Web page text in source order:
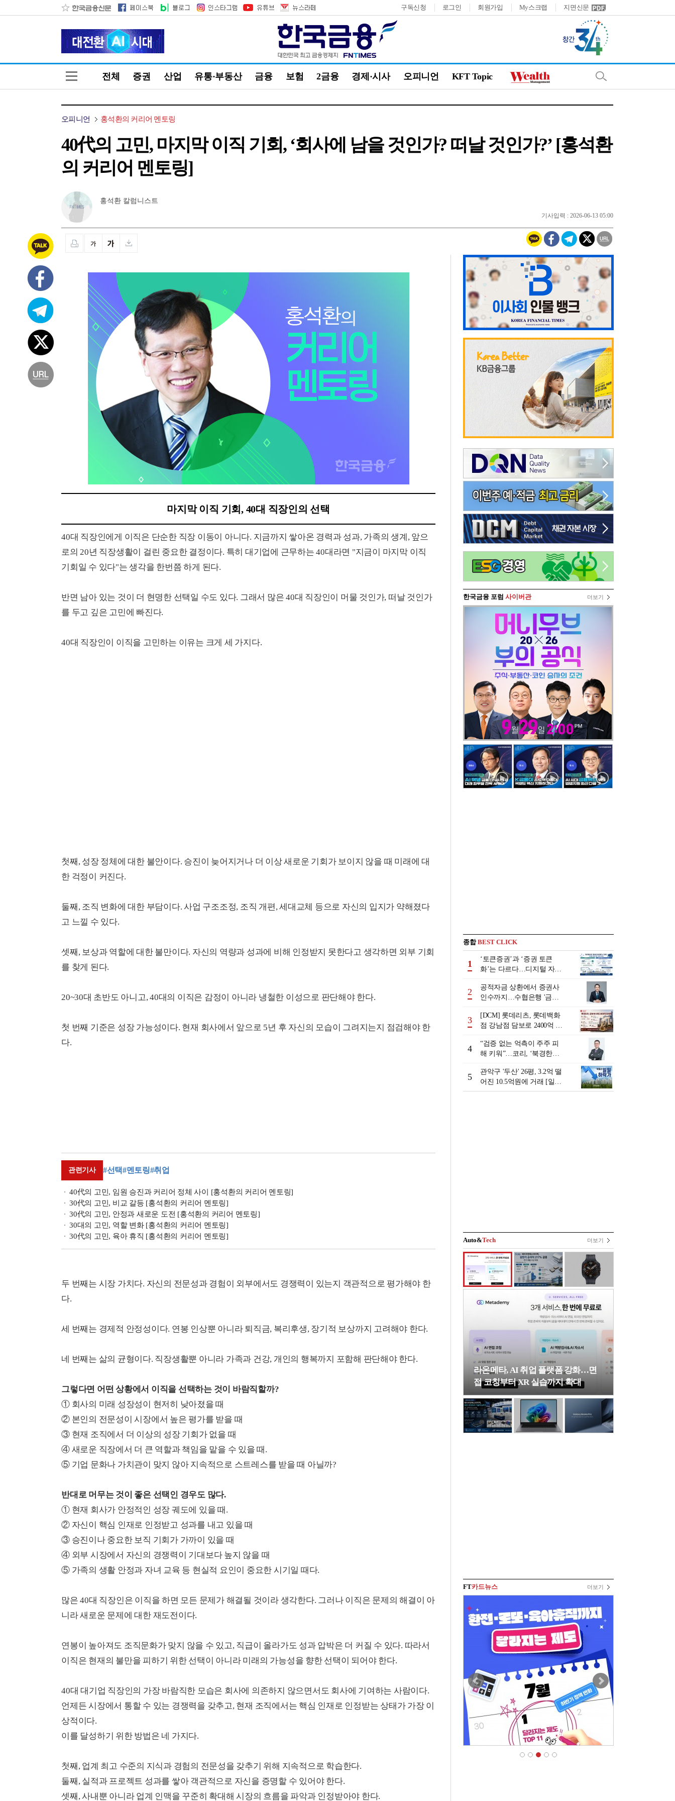
구독신청 로그인 회원가입 My스크랩 지면신문
전체 증권 산업 유통·부동산 금융 보험 2금융 경제·시사 오피니언 KFT Topic
오피니언 홍석환의 커리어 멘토링
40代의 고민, 마지막 이직 기회, ‘회사에 남을 것인가? 떠날 것인가?’ [홍석환
의 커리어 멘토링]
홍석환 칼럼니스트
기사입력 : 2026-06-13 05:00
마지막 이직 기회, 40대 직장인의 선택
40대 직장인에게 이직은 단순한 직장 이동이 아니다. 지금까지 쌓아온 경력과 성과, 가족의 생계, 앞으
로의 20년 직장생활이 걸린 중요한 결정이다. 특히 대기업에 근무하는 40대라면 "지금이 마지막 이직
기회일 수 있다"는 생각을 한번쯤 하게 된다.
반면 남아 있는 것이 더 현명한 선택일 수도 있다. 그래서 많은 40대 직장인이 머물 것인가, 떠날 것인가
를 두고 깊은 고민에 빠진다.
40대 직장인이 이직을 고민하는 이유는 크게 세 가지다.
첫째, 성장 정체에 대한 불안이다. 승진이 늦어지거나 더 이상 새로운 기회가 보이지 않을 때 미래에 대
한 걱정이 커진다.
둘째, 조직 변화에 대한 부담이다. 사업 구조조정, 조직 개편, 세대교체 등으로 자신의 입지가 약해졌다
고 느낄 수 있다.
셋째, 보상과 역할에 대한 불만이다. 자신의 역량과 성과에 비해 인정받지 못한다고 생각하면 외부 기회
를 찾게 된다.
20~30대 초반도 아니고, 40대의 이직은 감정이 아니라 냉철한 이성으로 판단해야 한다.
첫 번째 기준은 성장 가능성이다. 현재 회사에서 앞으로 5년 후 자신의 모습이 그려지는지 점검해야 한
다.
관련기사 #선택#멘토링#취업
40代의 고민, 임원 승진과 커리어 정체 사이 [홍석환의 커리어 멘토링]
30代의 고민, 비교 갈등 [홍석환의 커리어 멘토링]
30代의 고민, 안정과 새로운 도전 [홍석환의 커리어 멘토링]
30대의 고민, 역할 변화 [홍석환의 커리어 멘토링]
30代의 고민, 육아 휴직 [홍석환의 커리어 멘토링]
두 번째는 시장 가치다. 자신의 전문성과 경험이 외부에서도 경쟁력이 있는지 객관적으로 평가해야 한
다.
세 번째는 경제적 안정성이다. 연봉 인상뿐 아니라 퇴직금, 복리후생, 장기적 보상까지 고려해야 한다.
네 번째는 삶의 균형이다. 직장생활뿐 아니라 가족과 건강, 개인의 행복까지 포함해 판단해야 한다.
그렇다면 어떤 상황에서 이직을 선택하는 것이 바람직할까?
① 회사의 미래 성장성이 현저히 낮아졌을 때
② 본인의 전문성이 시장에서 높은 평가를 받을 때
③ 현재 조직에서 더 이상의 성장 기회가 없을 때
④ 새로운 직장에서 더 큰 역할과 책임을 맡을 수 있을 때.
⑤ 기업 문화나 가치관이 맞지 않아 지속적으로 스트레스를 받을 때 아닐까?
반대로 머무는 것이 좋은 선택인 경우도 많다.
① 현재 회사가 안정적인 성장 궤도에 있을 때.
② 자신이 핵심 인재로 인정받고 성과를 내고 있을 때
③ 승진이나 중요한 보직 기회가 가까이 있을 때
④ 외부 시장에서 자신의 경쟁력이 기대보다 높지 않을 때
⑤ 가족의 생활 안정과 자녀 교육 등 현실적 요인이 중요한 시기일 때다.
많은 40대 직장인은 이직을 하면 모든 문제가 해결될 것이라 생각한다. 그러나 이직은 문제의 해결이 아
니라 새로운 문제에 대한 재도전이다.
연봉이 높아져도 조직문화가 맞지 않을 수 있고, 직급이 올라가도 성과 압박은 더 커질 수 있다. 따라서
이직은 현재의 불만을 피하기 위한 선택이 아니라 미래의 가능성을 향한 선택이 되어야 한다.
40대 대기업 직장인의 가장 바람직한 모습은 회사에 의존하지 않으면서도 회사에 기여하는 사람이다.
언제든 시장에서 통할 수 있는 경쟁력을 갖추고, 현재 조직에서는 핵심 인재로 인정받는 상태가 가장 이
상적이다.
이를 달성하기 위한 방법은 네 가지다.
첫째, 업계 최고 수준의 지식과 경험의 전문성을 갖추기 위해 지속적으로 학습한다.
둘째, 실적과 프로젝트 성과를 쌓아 객관적으로 자신을 증명할 수 있어야 한다.
셋째, 사내뿐 아니라 업계 인맥을 꾸준히 확대해 시장의 흐름을 파악과 인정받아야 한다.
한국금융 포럼 사이버관 더보기
종합BEST CLICK
1
‘토큰증권’과 ‘증권 토큰
화’는 다르다…디지털 자본
2
공적자금 상환에서 증권사
인수까지…수협은행 '금융
행 금융그룹의 꿈①]
3
[DCM] 롯데리츠, 롯데백화
점 강남점 담보로 2400억 조
4
“검증 없는 억측이 주주 피
해 키워”…코리, ‘북경한미
5
관악구 '두산' 26평, 3.2억 떨
어진 10.5억원에 거래 [일일
하락가]
Auto&Tech 더보기
라온메타, AI 취업 플랫폼 강화…면
접 코칭부터 XR 실습까지 확대
FT카드뉴스 더보기